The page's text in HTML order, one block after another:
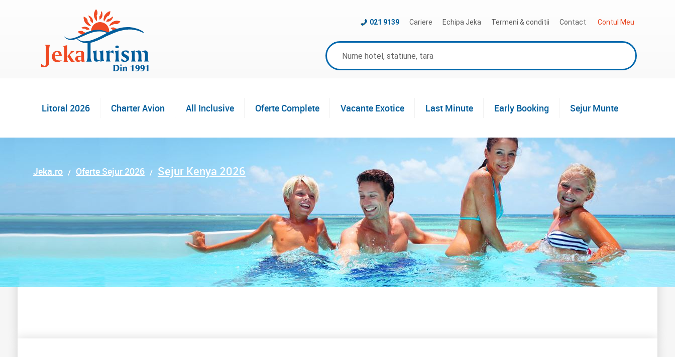
Cariere Echipa Jeka Termeni & conditii Contact Contul Meu
021 9139
Litoral 2026 Charter Avion All Inclusive Oferte Complete Vacante Exotice Last Minute Early Booking Sejur Munte
Jeka.ro Oferte Sejur 2026 Sejur Kenya 2026